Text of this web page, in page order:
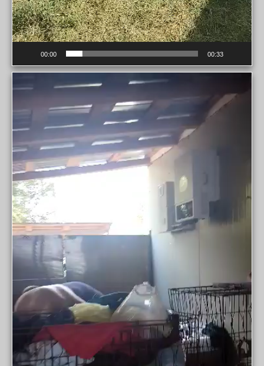
00:00 00:33